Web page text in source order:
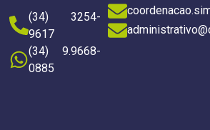
(34) 3254-
9617
(34) 9.9668-
0885